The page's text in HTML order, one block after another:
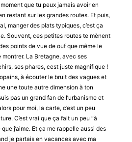
que tu peux jamais avoir en
restant sur les grandes routes. Et puis,
manger des plats typiques, c’est ça
Souvent, ces petites routes te mènent
points de vue de ouf que même le
montrer. La Bretagne, avec ses
ses phares, cest juste magnifique !
à écouter le bruit des vagues et
une toute autre dimension à ton
pas un grand fan de l’urbanisme et
pour moi, la carte, c’est un peu
C’est vrai que ça fait un peu “à
que j’aime. Et ça me rappelle aussi des
je partais en vacances avec ma